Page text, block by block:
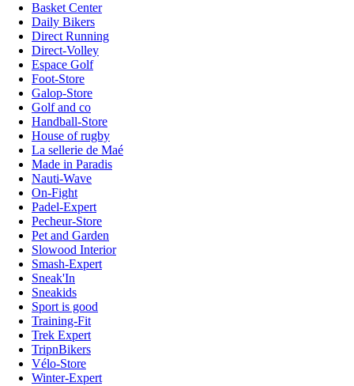
Basket Center
Daily Bikers
Direct Running
Direct-Volley
Espace Golf
Foot-Store
Galop-Store
Golf and co
Handball-Store
House of rugby
La sellerie de Maé
Made in Paradis
Nauti-Wave
On-Fight
Padel-Expert
Pecheur-Store
Pet and Garden
Slowood Interior
Smash-Expert
Sneak'In
Sneakids
Sport is good
Training-Fit
Trek Expert
TripnBikers
Vélo-Store
Winter-Expert